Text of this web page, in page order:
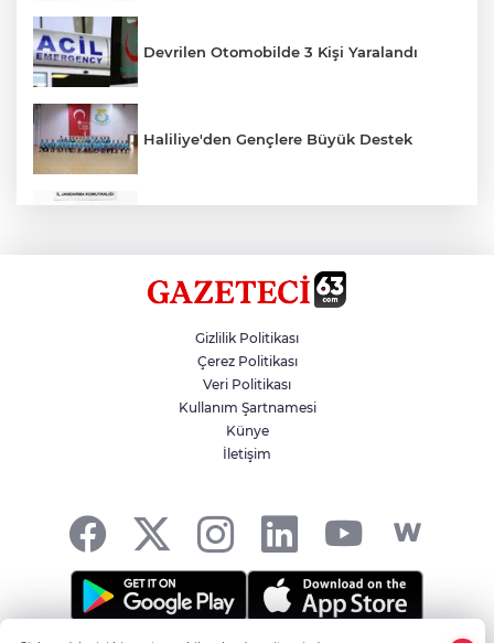
Devrilen Otomobilde 3 Kişi Yaralandı
Haliliye'den Gençlere Büyük Destek
Hikmet Başak’tan Ulaşım Çalışması
Atatürk Bulvarında Asfalt Yenileniyor
Gizlilik Politikası
Çerez Politikası
Veri Politikası
Kullanım Şartnamesi
Künye
İletişim